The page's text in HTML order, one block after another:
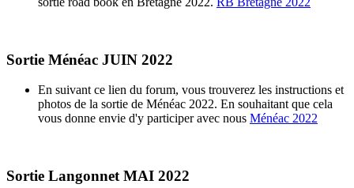
Sortie Ménéac JUIN 2022
En suivant ce lien du forum, vous trouverez les instructions et
photos de la sortie de Ménéac 2022. En souhaitant que cela
vous donne envie d'y participer avec nous Ménéac 2022
Sortie Langonnet MAI 2022